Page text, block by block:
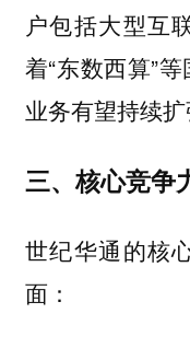
户包括大型互
着“东数西算”
业务有望持续
三、核心竞争
世纪华通的核
面：